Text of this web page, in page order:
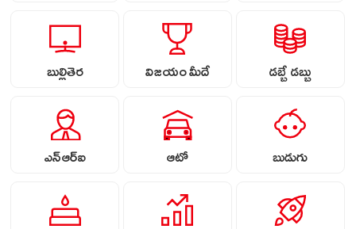
బుల్లితెర విజయం మీదే డబ్బే డబ్బు
ఎన్ఆర్ఐ ఆటో బుడుగు